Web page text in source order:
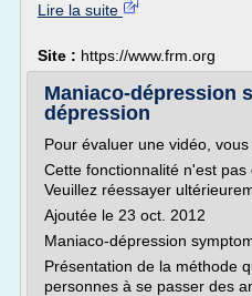
Lire la suite
Site : https://www.frm.org
Maniaco-dépression
dépression
Pour évaluer une vidéo, vous
Cette fonctionnalité n'est pas
Veuillez réessayer
Ajoutée le 23 oct. 2012
Maniaco-dépression
Présentation de la méthode
personnes à se passer des